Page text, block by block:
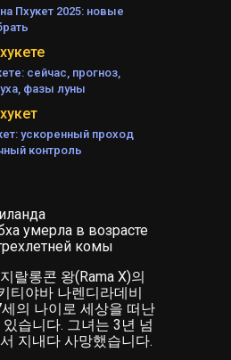
Пхукет 2025: новые
сейчас, прогноз,
фазы луны
ускоренный проход
контроль
умерла в возрасте
комы
랄롱콘 왕(Rama X)의
티야바 나렌디라데비
의 나이로 세상을 떠난
습니다. 그녀는 3년 넘
지내다 사망했습니다.